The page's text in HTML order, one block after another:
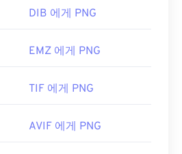
DIB 에게 PNG
EMZ 에게 PNG
TIF 에게 PNG
AVIF 에게 PNG